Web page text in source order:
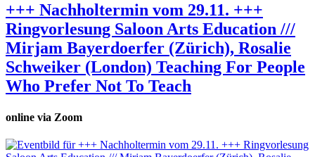
+++ Nachholtermin vom 29.11. +++
Ringvorlesung Saloon Arts Education ///
Mirjam Bayerdoerfer (Zürich), Rosalie
Schweiker (London) Teaching For People
Who Prefer Not To Teach
online via Zoom